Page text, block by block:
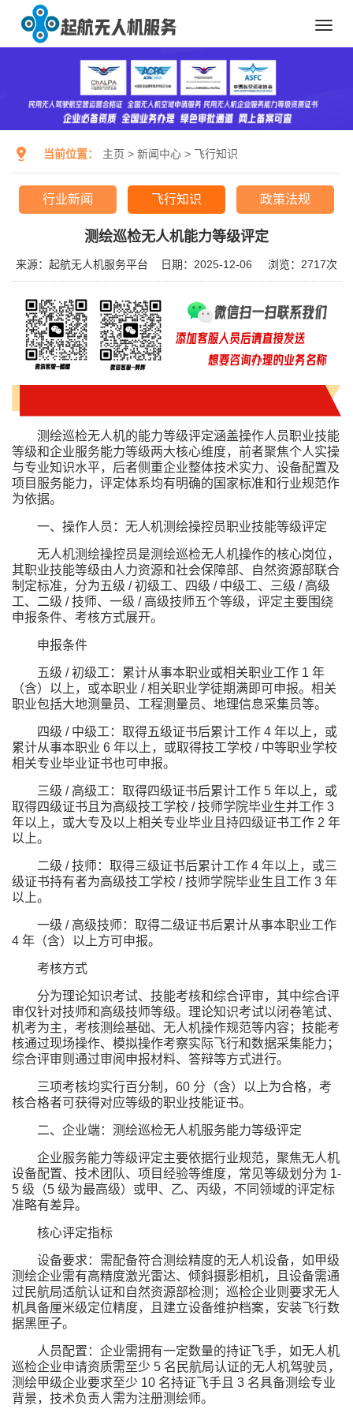
当前位置： 主页 > 新闻中心 > 飞行知识
行业新闻 飞行知识 政策法规
测绘巡检无人机能力等级评定
来源：起航无人机服务平台 日期：2025-12-06 浏览： 2717次
测绘巡检无人机的能力等级评定涵盖操作人员职业技能
等级和企业服务能力等级两大核心维度，前者聚焦个人实操
与专业知识水平，后者侧重企业整体技术实力、设备配置及
项目服务能力，评定体系均有明确的国家标准和行业规范作
为依据。
一、操作人员：无人机测绘操控员职业技能等级评定
无人机测绘操控员是测绘巡检无人机操作的核心岗位，
其职业技能等级由人力资源和社会保障部、自然资源部联合
制定标准，分为五级 / 初级工、四级 / 中级工、三级 / 高级
工、二级 / 技师、一级 / 高级技师五个等级，评定主要围绕
申报条件、考核方式展开。
申报条件
五级 / 初级工：累计从事本职业或相关职业工作 1 年
（含）以上，或本职业 / 相关职业学徒期满即可申报。相关
职业包括大地测量员、工程测量员、地理信息采集员等。
四级 / 中级工：取得五级证书后累计工作 4 年以上，或
累计从事本职业 6 年以上，或取得技工学校 / 中等职业学校
相关专业毕业证书也可申报。
三级 / 高级工：取得四级证书后累计工作 5 年以上，或
取得四级证书且为高级技工学校 / 技师学院毕业生并工作 3
年以上，或大专及以上相关专业毕业且持四级证书工作 2 年
以上。
二级 / 技师：取得三级证书后累计工作 4 年以上，或三
级证书持有者为高级技工学校 / 技师学院毕业生且工作 3 年
以上。
一级 / 高级技师：取得二级证书后累计从事本职业工作
4 年（含）以上方可申报。
考核方式
分为理论知识考试、技能考核和综合评审，其中综合评
审仅针对技师和高级技师等级。理论知识考试以闭卷笔试、
机考为主，考核测绘基础、无人机操作规范等内容；技能考
核通过现场操作、模拟操作考察实际飞行和数据采集能力；
综合评审则通过审阅申报材料、答辩等方式进行。
三项考核均实行百分制，60 分（含）以上为合格，考
核合格者可获得对应等级的职业技能证书。
二、企业端：测绘巡检无人机服务能力等级评定
企业服务能力等级评定主要依据行业规范，聚焦无人机
设备配置、技术团队、项目经验等维度，常见等级划分为 1-
5 级（5 级为最高级）或甲、乙、丙级，不同领域的评定标
准略有差异。
核心评定指标
设备要求：需配备符合测绘精度的无人机设备，如甲级
测绘企业需有高精度激光雷达、倾斜摄影相机，且设备需通
过民航局适航认证和自然资源部检测；巡检企业则要求无人
机具备厘米级定位精度，且建立设备维护档案，安装飞行数
据黑匣子。
人员配置：企业需拥有一定数量的持证飞手，如无人机
巡检企业申请资质需至少 5 名民航局认证的无人机驾驶员，
测绘甲级企业要求至少 10 名持证飞手且 3 名具备测绘专业
背景，技术负责人需为注册测绘师。